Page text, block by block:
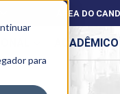
para
ACADÊMICO
ÁREA DO